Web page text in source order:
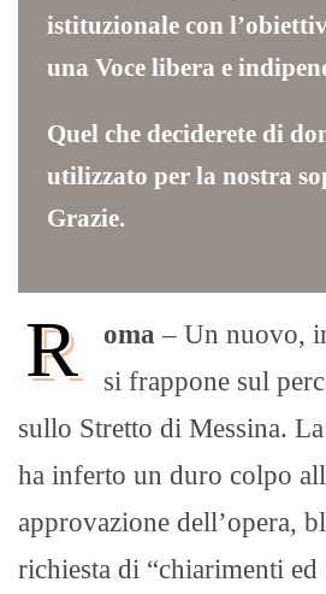
istituzionale con
una Voce libera e
Quel che deciderete di
utilizzato per la nostra
Grazie.
R oma – Un nuovo,
si frappone sul
sullo Stretto di Messina.
ha inferto un duro colpo
approvazione dell’opera,
richiesta di “chiarimenti ed